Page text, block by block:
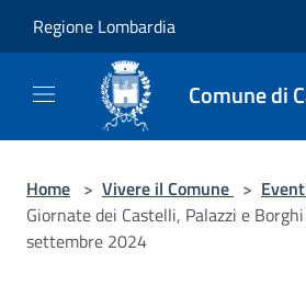
Regione Lombardia
Comune di
Home > Vivere il Comune >
Giornate dei Castelli, Palazzi e
settembre 2024